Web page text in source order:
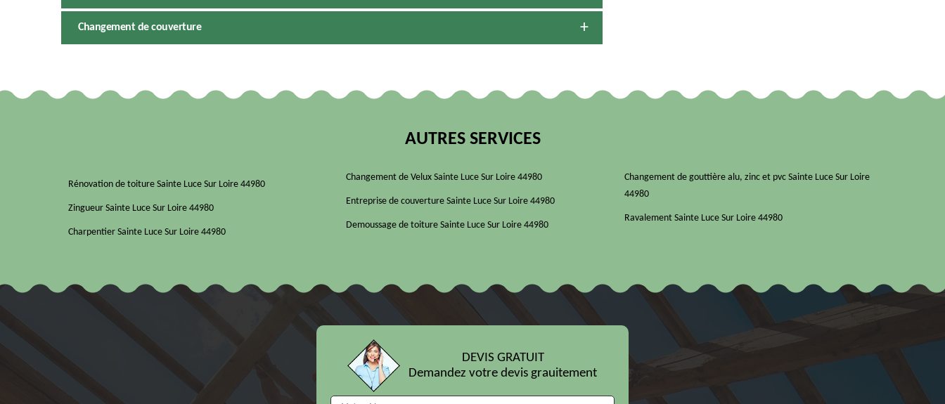
Changement de couverture
AUTRES SERVICES
Rénovation de toiture Sainte Luce Sur Loire 44980
Zingueur Sainte Luce Sur Loire 44980
Charpentier Sainte Luce Sur Loire 44980
Changement de Velux Sainte Luce Sur Loire 44980
Entreprise de couverture Sainte Luce Sur Loire 44980
Demoussage de toiture Sainte Luce Sur Loire 44980
Changement de gouttière alu, zinc et pvc Sainte Luce Sur Loire
44980
Ravalement Sainte Luce Sur Loire 44980
DEVIS GRATUIT
Demandez votre devis grauitement